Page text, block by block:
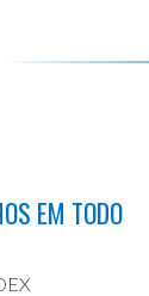
EM TODO